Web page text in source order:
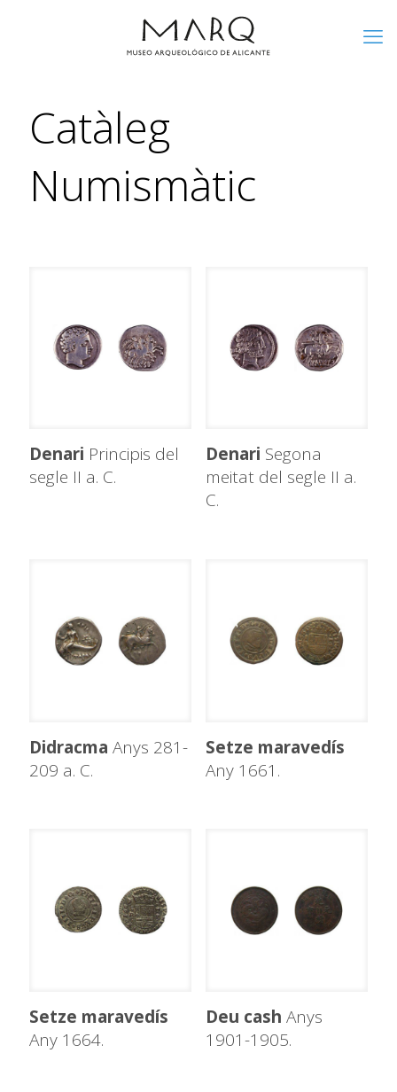
Catàleg
Numismàtic
Denari Principis del
segle II a. C.
Denari Segona
meitat del segle II a.
C.
Didracma Anys 281-
209 a. C.
Setze maravedís
Any 1661.
Setze maravedís
Any 1664.
Deu cash Anys
1901-1905.